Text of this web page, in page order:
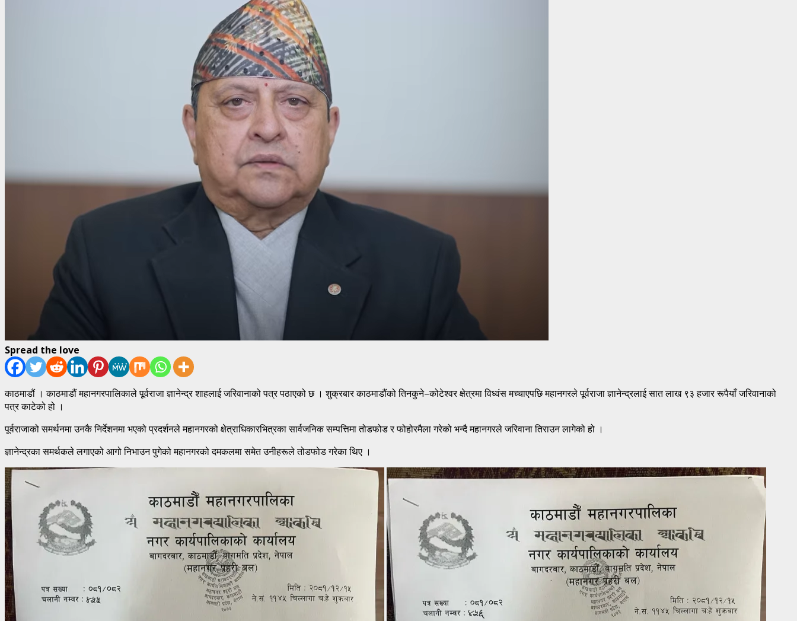
Spread the love
काठमाडौं । काठमाडौं महानगरपालिकाले पूर्वराजा ज्ञानेन्द्र शाहलाई जरिवानाको पत्र पठाएको छ । शुक्रबार काठमाडौंको तिनकुने–कोटेश्वर क्षेत्रमा विध्वंस मच्चाएपछि महानगरले पूर्वराजा ज्ञानेन्द्रलाई सात लाख ९३ हजार रूपैयाँ जरिवानाको
पत्र काटेको हो ।
पूर्वराजाको समर्थनमा उनकै निर्देशनमा भएको प्रदर्शनले महानगरको क्षेत्राधिकारभित्रका सार्वजनिक सम्पत्तिमा तोडफोड र फोहोरमैला गरेको भन्दै महानगरले जरिवाना तिराउन लागेको हो ।
ज्ञानेन्द्रका समर्थकले लगाएको आगो निभाउन पुगेको महानगरको दमकलमा समेत उनीहरूले तोडफोड गरेका थिए ।